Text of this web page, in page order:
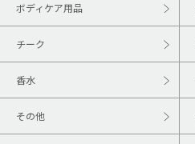
ボディケア用品
チーク
香水
その他